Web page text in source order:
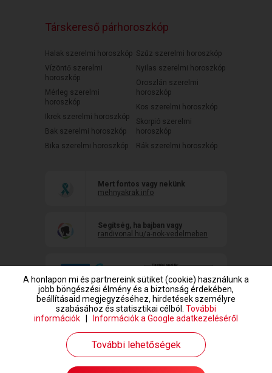
Társkereső párhoroszkóp
Halak szerelmi horoszkóp
Vízöntő szerelmi
horoszkóp
Mérleg szerelmi
horoszkóp
Ikrek szerelmi horoszkóp
Bak szerelmi horoszkóp
Bika szerelmi horoszkóp
Szűz szerelmi horoszkóp
Nyilas szerelmi horoszkóp
Oroszlán szerelmi
horoszkóp
Kos szerelmi horoszkóp
Skorpió szerelmi
horoszkóp
Rák szerelmi horoszkóp
Mert fontos vagy nekünk
mehnyakrak.info
Segítség, ha bajban vagy
randivonal.hu/a-nok-vedelmeben
www.randivonal.hu © Copyright 1999-2026 Dating Central Europe Zrt.
A honlapon mi és partnereink sütiket (cookie) használunk a
jobb böngészési élmény és a biztonság érdekében,
beállításaid megjegyzéséhez, hirdetések személyre
szabásához és statisztikai célból. További
információk
Információk a Google adatkezeléséről
További lehetőségek